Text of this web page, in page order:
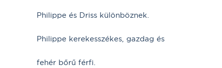
Philippe és Driss különböznek.
Philippe kerekesszékes, gazdag és
fehér bőrű férfi.